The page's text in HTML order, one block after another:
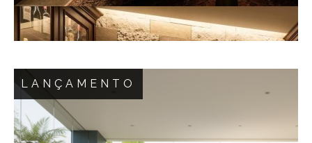
às formações geológicas originais. Imponência
Inteligente: A escolha absoluta para dar
protagonismo a livings de pé-direito duplo,
em total harmonia com o minimalismo da
madeira, do vidro e do metal. Eleve a sua
arquitetura. Descubra a atemporalidade da linha
GREZZO Inspirado na imponência das
LANÇAMENTO